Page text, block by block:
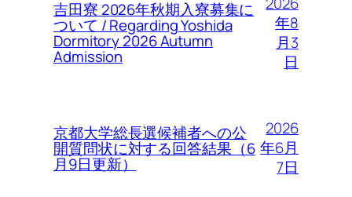
吉田寮 2026年秋期入寮募集に
ついて / Regarding Yoshida
Dormitory 2026 Autumn
Admission
年8
月3
日
京都大学総長選候補者への公
開質問状に対する回答結果（6
月9日更新）
2026
年6月
7日